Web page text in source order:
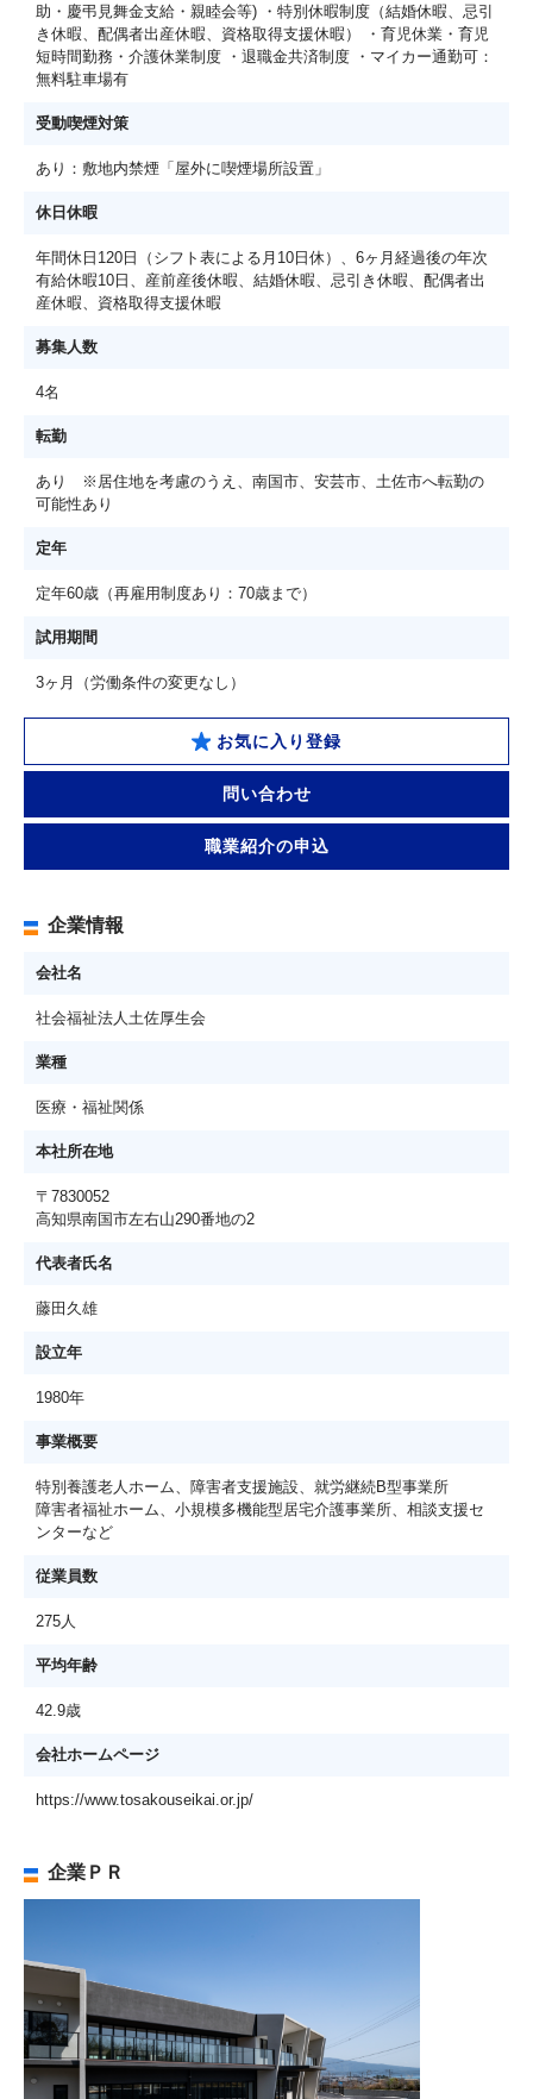
助・慶弔見舞金支給・親睦会等) ・特別休暇制度（結婚休暇、忌引
き休暇、配偶者出産休暇、資格取得支援休暇） ・育児休業・育児
短時間勤務・介護休業制度 ・退職金共済制度 ・マイカー通勤可：
無料駐車場有
受動喫煙対策
あり：敷地内禁煙「屋外に喫煙場所設置」
休日休暇
年間休日120日（シフト表による月10日休）、6ヶ月経過後の年次
有給休暇10日、産前産後休暇、結婚休暇、忌引き休暇、配偶者出
産休暇、資格取得支援休暇
募集人数
4名
転勤
あり ※居住地を考慮のうえ、南国市、安芸市、土佐市へ転勤の
可能性あり
定年
定年60歳（再雇用制度あり：70歳まで）
試用期間
3ヶ月（労働条件の変更なし）
お気に入り登録
問い合わせ
職業紹介の申込
企業情報
会社名
社会福祉法人土佐厚生会
業種
医療・福祉関係
本社所在地
〒7830052
高知県南国市左右山290番地の2
代表者氏名
藤田久雄
設立年
1980年
事業概要
特別養護老人ホーム、障害者支援施設、就労継続B型事業所
障害者福祉ホーム、小規模多機能型居宅介護事業所、相談支援セ
ンターなど
従業員数
275人
平均年齢
42.9歳
会社ホームページ
https://www.tosakouseikai.or.jp/
企業ＰＲ